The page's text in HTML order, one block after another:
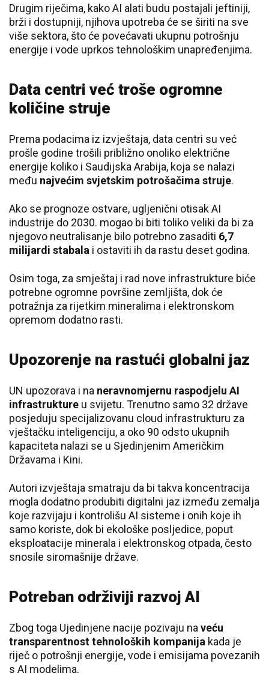
Drugim riječima, kako AI alati budu postajali jeftiniji,
brži i dostupniji, njihova upotreba će se širiti na sve
više sektora, što će povećavati ukupnu potrošnju
energije i vode uprkos tehnološkim unapređenjima.
Data centri već troše ogromne
količine struje
Prema podacima iz izvještaja, data centri su već
prošle godine trošili približno onoliko električne
energije koliko i Saudijska Arabija, koja se nalazi
među najvećim svjetskim potrošačima struje.
Ako se prognoze ostvare, ugljenični otisak AI
industrije do 2030. mogao bi biti toliko veliki da bi za
njegovo neutralisanje bilo potrebno zasaditi 6,7
milijardi stabala i ostaviti ih da rastu deset godina.
Osim toga, za smještaj i rad nove infrastrukture biće
potrebne ogromne površine zemljišta, dok će
potražnja za rijetkim mineralima i elektronskom
opremom dodatno rasti.
Upozorenje na rastući globalni jaz
UN upozorava i na neravnomjernu raspodjelu AI
infrastrukture u svijetu. Trenutno samo 32 države
posjeduju specijalizovanu cloud infrastrukturu za
vještačku inteligenciju, a oko 90 odsto ukupnih
kapaciteta nalazi se u Sjedinjenim Američkim
Državama i Kini.
Autori izvještaja smatraju da bi takva koncentracija
mogla dodatno produbiti digitalni jaz između zemalja
koje razvijaju i kontrolišu AI sisteme i onih koje ih
samo koriste, dok bi ekološke posljedice, poput
eksploatacije minerala i elektronskog otpada, često
snosile siromašnije države.
Potreban održiviji razvoj AI
Zbog toga Ujedinjene nacije pozivaju na veću
transparentnost tehnoloških kompanija kada je
riječ o potrošnji energije, vode i emisijama povezanih
s AI modelima.